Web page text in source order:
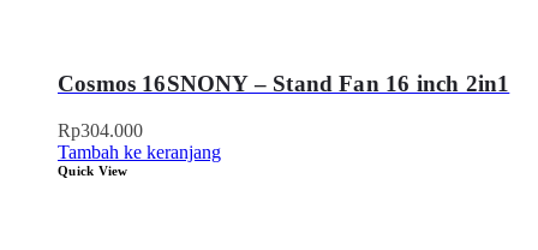
Cosmos 16SNONY – Stand Fan 16 inch 2in1
Rp304.000
Tambah ke keranjang
Quick View